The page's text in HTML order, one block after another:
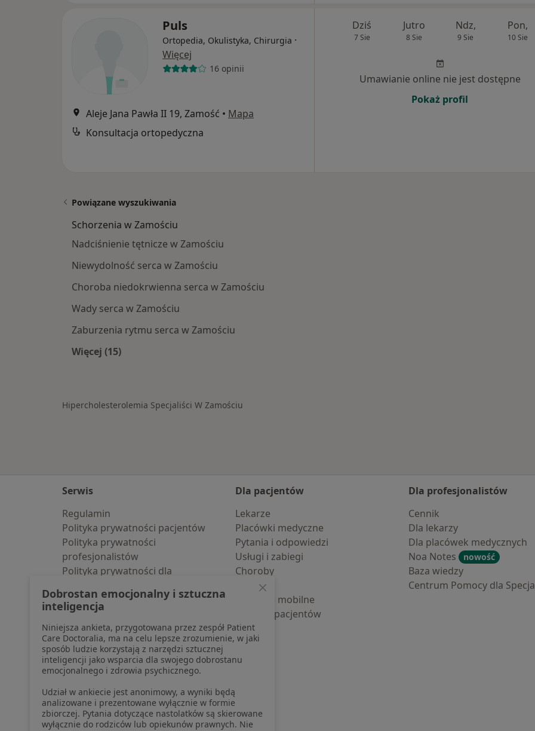
Puls
Ortopedia, Okulistyka, Chirurgia ·
Więcej
16 opinii
Aleje Jana Pawła II 19, Zamość • Mapa
Konsultacja ortopedyczna
Dziś
7 Sie
Jutro
8 Sie
Ndz,
9 Sie
Pon,
10 Sie
Umawianie online nie jest dostępne
Pokaż profil
Powiązane wyszukiwania
Schorzenia w Zamościu
Nadciśnienie tętnicze w Zamościu
Niewydolność serca w Zamościu
Choroba niedokrwienna serca w Zamościu
Wady serca w Zamościu
Zaburzenia rytmu serca w Zamościu
Więcej (15)
Hipercholesterolemia Specjaliści W Zamościu
Serwis
Regulamin
Polityka prywatności pacjentów
Polityka prywatności
profesjonalistów
Polityka prywatności dla
pozyskaliśmy samodzielnie
Polityka cookies
Jak działają wyniki wyszukiwania
Dostępność
O nas
Praca Rekrutujemy!
Partnerzy
Centrum prasowe
Kontakt
Dla pacjentów
Lekarze
Placówki medyczne
Pytania i odpowiedzi
Usługi i zabiegi
Choroby
Pomoc
Aplikacje mobilne
Blog dla pacjentów
Dla profesjonalistów
Cennik
Dla lekarzy
Dla placówek medycznych
Noa Notes
nowość
Baza wiedzy
Centrum Pomocy dla
Dobrostan emocjonalny i sztuczna
inteligencja
Niniejsza ankieta, przygotowana przez zespół Patient
Care Doctoralia, ma na celu lepsze zrozumienie, w jaki
sposób ludzie korzystają z narzędzi sztucznej
inteligencji jako wsparcia dla swojego dobrostanu
emocjonalnego i zdrowia psychicznego.
Udział w ankiecie jest anonimowy, a wyniki będą
analizowane i prezentowane wyłącznie w formie
zbiorczej. Pytania dotyczące nastolatków są skierowane
wyłącznie do rodziców lub opiekunów prawnych. Nie